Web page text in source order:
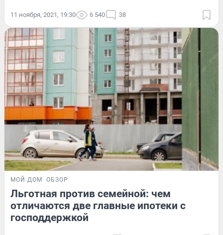
11 ноября, 2021, 19:30 6 540 38
МОЙ ДОМ ОБЗОР
Льготная против семейной: чем
отличаются две главные ипотеки с
господдержкой